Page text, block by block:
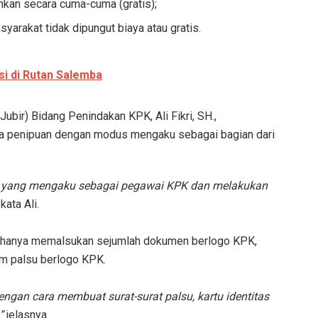
secara cuma-cuma (gratis);
tidak dipungut biaya atau gratis.
di Rutan Salemba
Bidang Penindakan KPK, Ali Fikri, SH.,
penipuan dengan modus mengaku sebagai bagian dari
mengaku sebagai pegawai KPK dan melakukan
Ali.
memalsukan sejumlah dokumen berlogo KPK,
palsu berlogo KPK.
cara membuat surat-surat palsu, kartu identitas
jelasnya.